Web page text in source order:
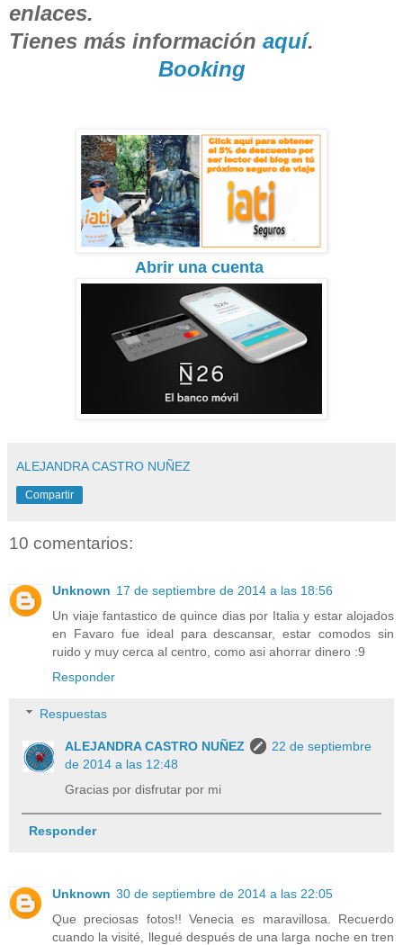
enlaces.
Tienes más información aquí.
Booking
Abrir una cuenta
ALEJANDRA CASTRO NUÑEZ
Compartir
10 comentarios:
Unknown 17 de septiembre de 2014 a las 18:56
Un viaje fantastico de quince dias por Italia y estar alojados
en Favaro fue ideal para descansar, estar comodos sin
ruido y muy cerca al centro, como asi ahorrar dinero :9
Responder
Respuestas
ALEJANDRA CASTRO NUÑEZ
22 de septiembre
de 2014 a las 12:48
Gracias por disfrutar por mi
Responder
Unknown 30 de septiembre de 2014 a las 22:05
Que preciosas fotos!! Venecia es maravillosa. Recuerdo
cuando la visité, llegué después de una larga noche en tren